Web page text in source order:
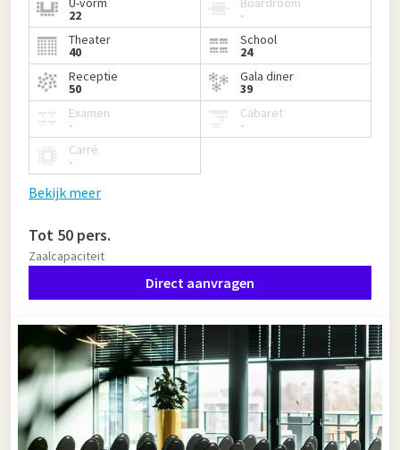
22
-
Theater
40
School
24
Receptie
50
Gala diner
39
Examen
-
Cabaret
-
Carré
-
Bekijk meer
Tot 50 pers.
Zaalcapaciteit
Direct aanvragen